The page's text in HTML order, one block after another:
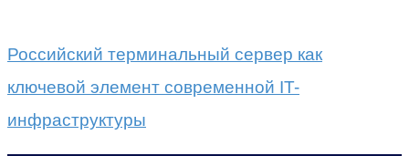
Российский терминальный сервер как
ключевой элемент современной IT-
инфраструктуры